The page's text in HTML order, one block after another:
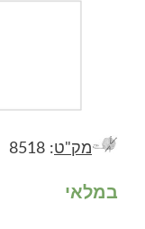
מק"ט: 8518
במלאי